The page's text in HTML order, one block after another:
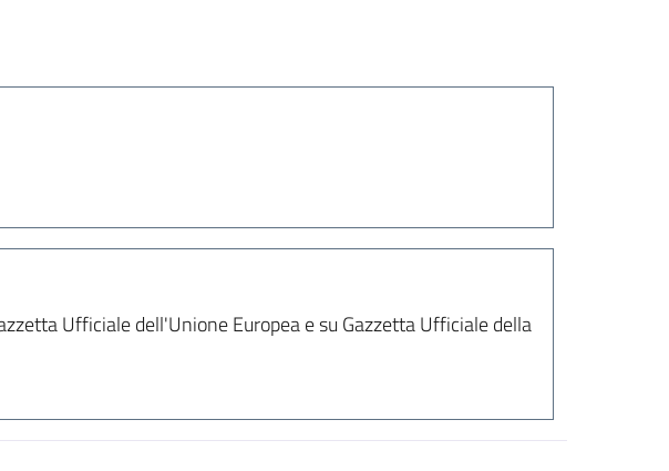
Ufficiale dell'Unione Europea e su Gazzetta Ufficiale della